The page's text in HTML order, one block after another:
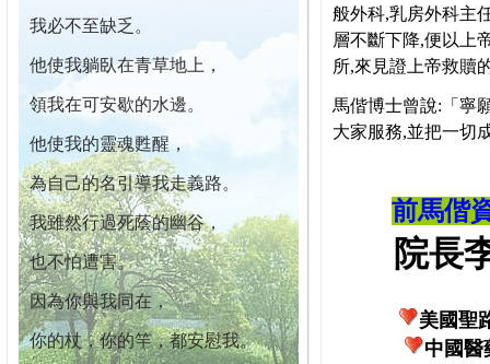
我必不至缺乏。
他使我躺臥在青草地上，
領我在可安歇的水邊。
他使我的靈魂甦醒，
為自己的名引導我走義路。
我雖然行過死蔭的幽谷，
也不怕遭害。
因為你與我同在，
你的杖，你的竿，都安慰我。
般外科,乳房外科主
層不斷下降,便以上
所,來見證上帝救贖
馬偕博士曾說:「寧
大家服務,並把一切
前馬偕
院長李
美國聖
中國醫